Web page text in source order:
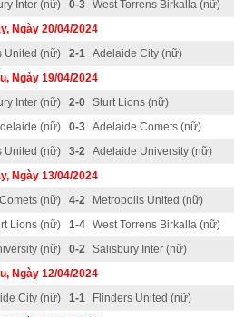
Inter (nữ) 0-3
West Torrens Birkalla (nữ)
Ngày 20/04/2024
United (nữ) 2-1
Adelaide City (nữ)
Ngày 19/04/2024
Inter (nữ) 2-0
Sturt Lions (nữ)
(nữ) 0-3
Adelaide Comets (nữ)
United (nữ) 3-2
Adelaide University (nữ)
Ngày 13/04/2024
(nữ) 4-2
Metropolis United (nữ)
Lions (nữ) 1-4
West Torrens Birkalla (nữ)
(nữ) 0-2
Salisbury Inter (nữ)
Ngày 12/04/2024
City (nữ) 1-1
Flinders United (nữ)